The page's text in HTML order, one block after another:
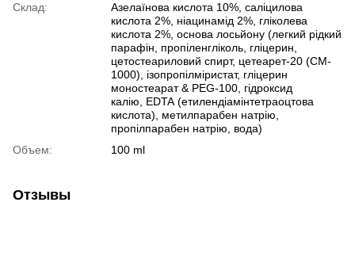
Склад:
Азелаїнова кислота 10%, саліцилова
кислота 2%, ніацинамід 2%, гліколева
кислота 2%, основа лосьйону (легкий рідкий
парафін, пропіленгліколь, гліцерин,
цетостеариловий спирт, цетеарет-20 (CM-
1000), ізопропілміристат, гліцерин
моностеарат & PEG-100, гідроксид
калію, EDTA (етилендіамінтетраоцтова
кислота), метилпарабен натрію,
пропілпарабен натрію, вода)
Объем:
100 ml
Отзывы